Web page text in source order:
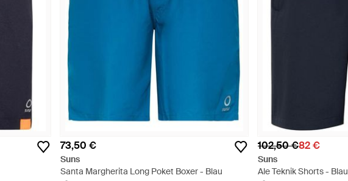
73,50 €
Suns
Santa Margherita Long Poket Boxer - Blau
102,50 €82 €
Suns
Ale Teknik Shorts - Blau